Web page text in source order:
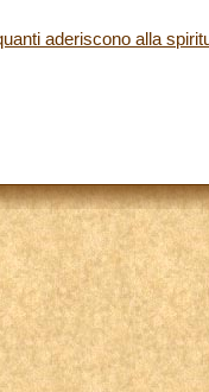
aderiscono alla